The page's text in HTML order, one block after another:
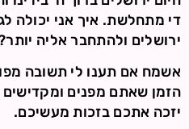
די מתחלשת. איך אני יכולה
ירושלים ולהתחבר אליה
אשמח אם תענו לי תשובה
הזמן שאתם מפנים ומקדישים
יזכה אתכם בזכות מעשיכם.